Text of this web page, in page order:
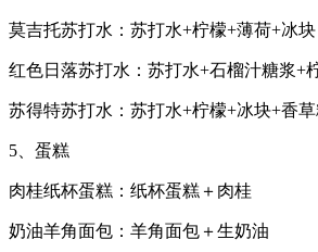
莫吉托苏打水：苏打水+柠檬+薄荷+冰块
红色日落苏打水：苏打水+石榴汁糖浆+
苏得特苏打水：苏打水+柠檬+冰块+香
5、蛋糕
肉桂纸杯蛋糕：纸杯蛋糕＋肉桂
奶油羊角面包：羊角面包＋生奶油